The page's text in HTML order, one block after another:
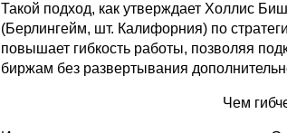
Такой подход, как утверждает Холлис
(Берлингейм, шт. Калифорния) по
повышает гибкость работы, позволяя
биржам без развертывания
Чем